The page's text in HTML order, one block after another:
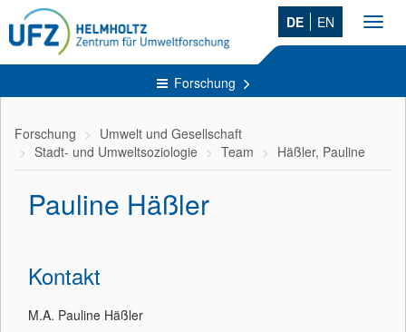
DE EN
Forschung
Forschung
Umwelt und Gesellschaft
Stadt- und Umweltsoziologie
Team Häßler, Pauline
Pauline Häßler
Kontakt
M.A. Pauline Häßler